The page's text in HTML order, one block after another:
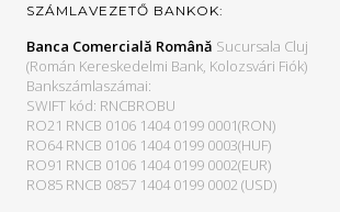
SZÁMLAVEZETŐ BANKOK:
Banca Comercială Română Sucursala Cluj
(Román Kereskedelmi Bank, Kolozsvári Fiók)
Bankszámlaszámai:
SWIFT kód: RNCBROBU
RO21 RNCB 0106 1404 0199 0001(RON)
RO64 RNCB 0106 1404 0199 0003(HUF)
RO91 RNCB 0106 1404 0199 0002(EUR)
RO85 RNCB 0857 1404 0199 0002 (USD)